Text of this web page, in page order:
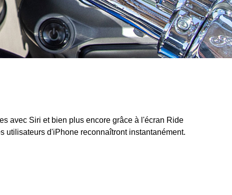
avec Siri et bien plus encore grâce à l'écran Ride
utilisateurs d'iPhone reconnaîtront instantanément.